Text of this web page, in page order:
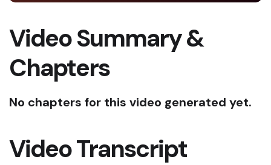
Video Summary &
Chapters
No chapters for this video generated yet.
Video Transcript